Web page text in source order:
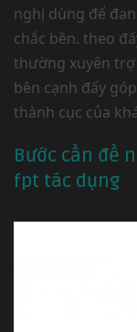
nghị dùng để
chắc bền. theo
thường xuyên
bên cạnh đấy
thành cục của
Bước cần đề
fpt tác dụng